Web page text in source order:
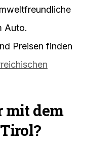
Auto.
Preisen finden
mit dem